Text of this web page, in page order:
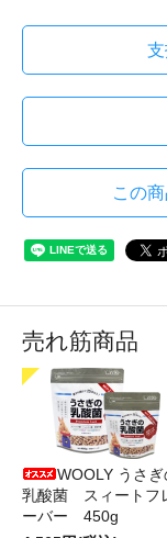
この
売れ筋商品
WOOLY うさぎ
乳酸菌 スィートフ
ーバー 450g